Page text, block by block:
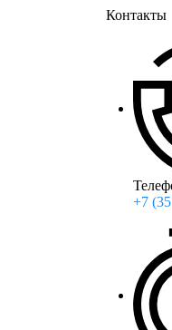
Контакты
+7